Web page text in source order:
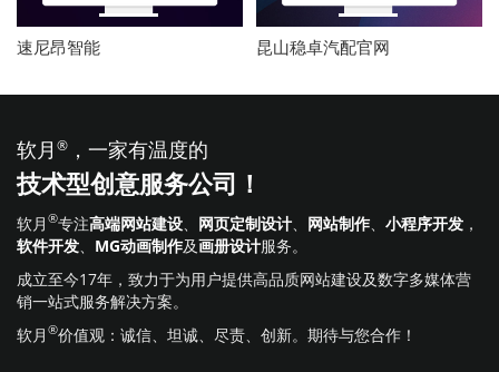
速尼昂智能 昆山稳卓汽配官网
软月 ® ，一家有温度的
技术型创意服务公司！
软月 ®专注高端网站建设 网页定制设计 网站制作 小程序开发 ，
软件开发
MG动画制作及画册设计服务。
成立至今17年，致力于为用户提供高品质网站建设及数字多媒体营
销一站式服务解决方案。
软月 ®价值观：诚信、坦诚、尽责、创新。期待与您合作！